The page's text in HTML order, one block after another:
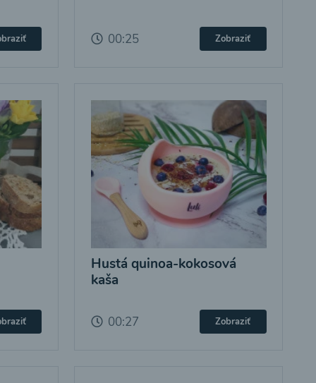
00:25 Zobraziť
Hustá quinoa-kokosová
kaša
00:27 Zobraziť